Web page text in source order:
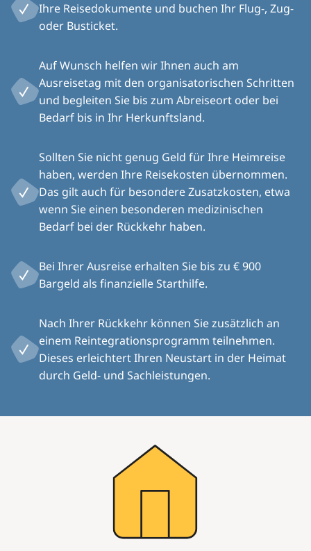
Ihre Reisedokumente und buchen Ihr Flug-, Zug-
oder Busticket.
Auf Wunsch helfen wir Ihnen auch am
Ausreisetag mit den organisatorischen Schritten
und begleiten Sie bis zum Abreiseort oder bei
Bedarf bis in Ihr Herkunftsland.
Sollten Sie nicht genug Geld für Ihre Heimreise
haben, werden Ihre Reisekosten übernommen.
Das gilt auch für besondere Zusatzkosten, etwa
wenn Sie einen besonderen medizinischen
Bedarf bei der Rückkehr haben.
Bei Ihrer Ausreise erhalten Sie bis zu € 900
Bargeld als finanzielle Starthilfe.
Nach Ihrer Rückkehr können Sie zusätzlich an
einem Reintegrationsprogramm teilnehmen.
Dieses erleichtert Ihren Neustart in der Heimat
durch Geld- und Sachleistungen.